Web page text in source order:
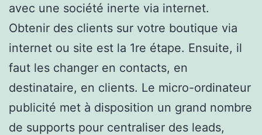
avec une société inerte via internet.
Obtenir des clients sur votre boutique via
internet ou site est la 1re étape. Ensuite, il
faut les changer en contacts, en
destinataire, en clients. Le micro-ordinateur
publicité met à disposition un grand nombre
de supports pour centraliser des leads,